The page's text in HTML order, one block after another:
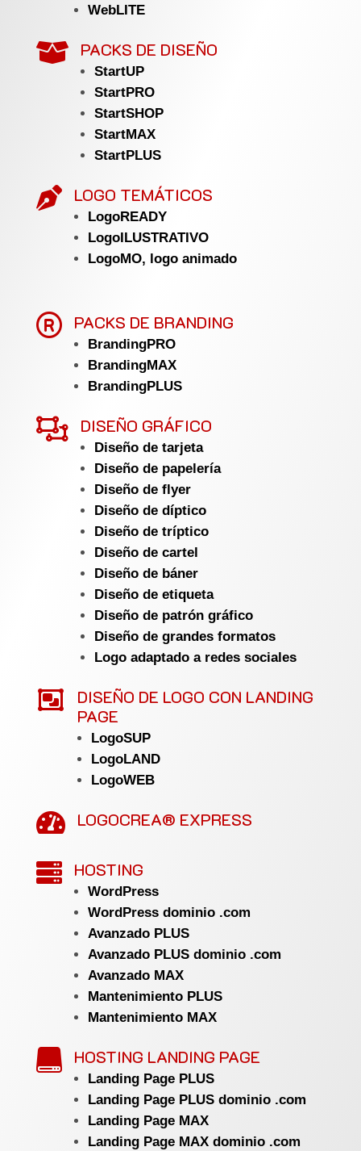
WebLITE
 PACKS DE DISEÑO
StartUP
StartPRO
StartSHOP
StartMAX
StartPLUS
 LOGO TEMÁTICOS
LogoREADY
LogoILUSTRATIVO
LogoMO, logo animado
 PACKS DE BRANDING
BrandingPRO
BrandingMAX
BrandingPLUS
 DISEÑO GRÁFICO
Diseño de tarjeta
Diseño de papelería
Diseño de flyer
Diseño de díptico
Diseño de tríptico
Diseño de cartel
Diseño de báner
Diseño de etiqueta
Diseño de patrón gráfico
Diseño de grandes formatos
Logo adaptado a redes sociales

DISEÑO DE LOGO CON LANDING
PAGE
LogoSUP
LogoLAND
LogoWEB
 LOGOCREA® EXPRESS
 HOSTING
WordPress
WordPress dominio .com
Avanzado PLUS
Avanzado PLUS dominio .com
Avanzado MAX
Mantenimiento PLUS
Mantenimiento MAX
 HOSTING LANDING PAGE
Landing Page PLUS
Landing Page PLUS dominio .com
Landing Page MAX
Landing Page MAX dominio .com